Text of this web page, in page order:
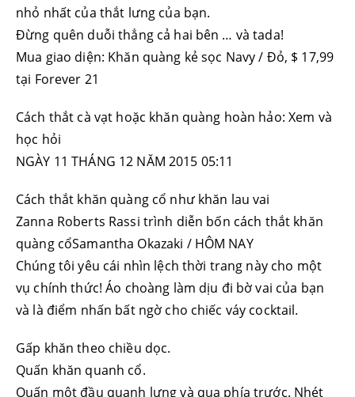
nhỏ nhất của thắt lưng của bạn.
Đừng quên duỗi thẳng cả hai bên … và tada!
Mua giao diện: Khăn quàng kẻ sọc Navy / Đỏ, $ 17,99
tại Forever 21
Cách thắt cà vạt hoặc khăn quàng hoàn hảo: Xem và
học hỏi
NGÀY 11 THÁNG 12 NĂM 2015 05:11
Cách thắt khăn quàng cổ như khăn lau vai
Zanna Roberts Rassi trình diễn bốn cách thắt khăn
quàng cổSamantha Okazaki / HÔM NAY
Chúng tôi yêu cái nhìn lệch thời trang này cho một
vụ chính thức! Áo choàng làm dịu đi bờ vai của bạn
và là điểm nhấn bất ngờ cho chiếc váy cocktail.
Gấp khăn theo chiều dọc.
Quấn khăn quanh cổ.
Quấn một đầu quanh lưng và qua phía trước. Nhét